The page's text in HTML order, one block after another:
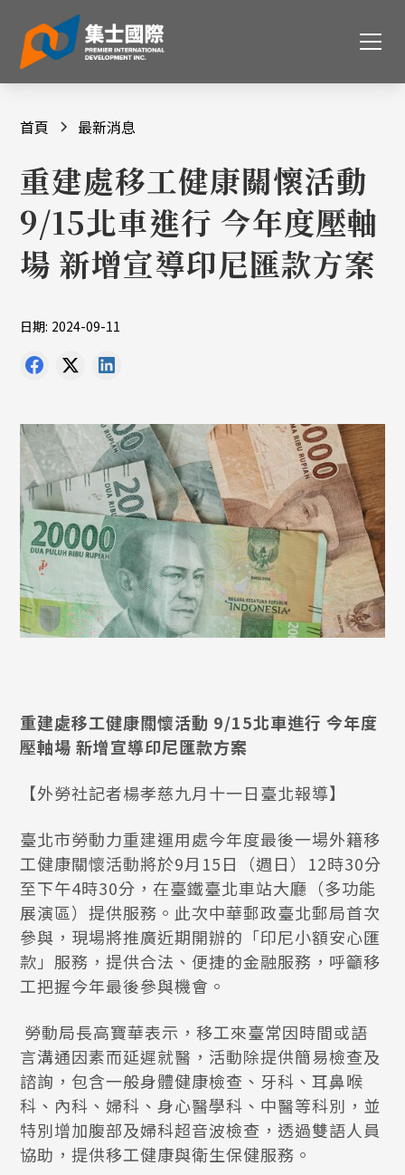
首頁 最新消息
重建處移工健康關懷活動
9/15北車進行 今年度壓軸
場 新增宣導印尼匯款方案
日期: 2024-09-11
重建處移工健康關懷活動 9/15北車進行 今年度
壓軸場 新增宣導印尼匯款方案
【外勞社記者楊孝慈九月十一日臺北報導】
臺北市勞動力重建運用處今年度最後一場外籍移
工健康關懷活動將於9月15日（週日）12時30分
至下午4時30分，在臺鐵臺北車站大廳（多功能
展演區）提供服務。此次中華郵政臺北郵局首次
參與，現場將推廣近期開辦的「印尼小額安心匯
款」服務，提供合法、便捷的金融服務，呼籲移
工把握今年最後參與機會。
勞動局長高寶華表示，移工來臺常因時間或語
言溝通因素而延遲就醫，活動除提供簡易檢查及
諮詢，包含一般身體健康檢查、牙科、耳鼻喉
科、內科、婦科、身心醫學科、中醫等科別，並
特別增加腹部及婦科超音波檢查，透過雙語人員
協助，提供移工健康與衛生保健服務。